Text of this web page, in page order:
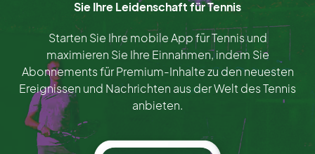
Sie Ihre Leidenschaft für Tennis
Starten Sie Ihre mobile App für Tennis und
maximieren Sie Ihre Einnahmen, indem Sie
Abonnements für Premium-Inhalte zu den neuesten
Ereignissen und Nachrichten aus der Welt des Tennis
anbieten.